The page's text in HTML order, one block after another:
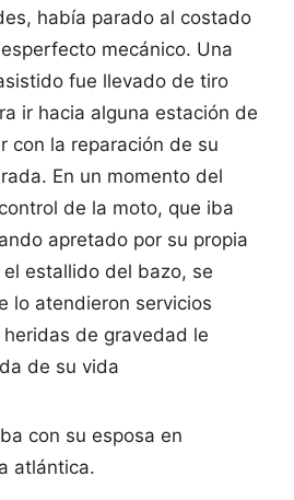
había parado al costado
mecánico. Una
fue llevado de tiro
ir hacia alguna estación de
con la reparación de su
En un momento del
de la moto, que iba
apretado por su propia
estallido del bazo, se
lo atendieron servicios
de gravedad le
de su vida
con su esposa en
atlántica.